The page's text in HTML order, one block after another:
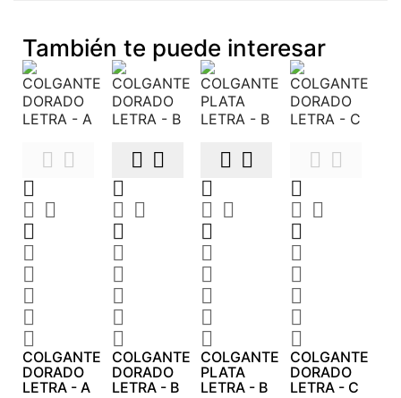
También te puede interesar
 

 






COLGANTE
DORADO
LETRA - A
 

 






COLGANTE
DORADO
LETRA - B
 

 






COLGANTE
PLATA
LETRA - B
 

 






COLGANTE
DORADO
LETRA - C